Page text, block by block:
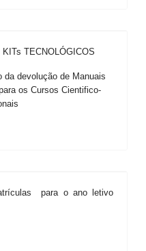
TECNOLÓGICOS
da devolução de Manuais
os Cursos Cientifico-
para o ano letivo